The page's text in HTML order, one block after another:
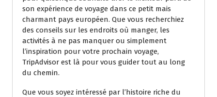
son expérience de voyage dans ce petit mais
charmant pays européen. Que vous recherchiez
des conseils sur les endroits où manger, les
activités à ne pas manquer ou simplement
l’inspiration pour votre prochain voyage,
TripAdvisor est là pour vous guider tout au long
du chemin.
Que vous soyez intéressé par l’histoire riche du